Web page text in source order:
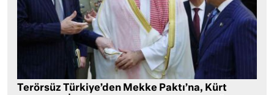
Terörsüz Türkiye’den Mekke Paktı’na, Kürt